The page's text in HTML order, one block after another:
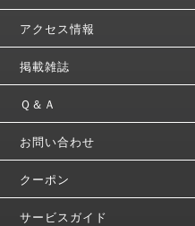
アクセス情報
掲載雑誌
Ｑ＆Ａ
お問い合わせ
クーポン
サービスガイド